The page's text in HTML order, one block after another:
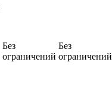
Без
ограничений
Без
ограничений